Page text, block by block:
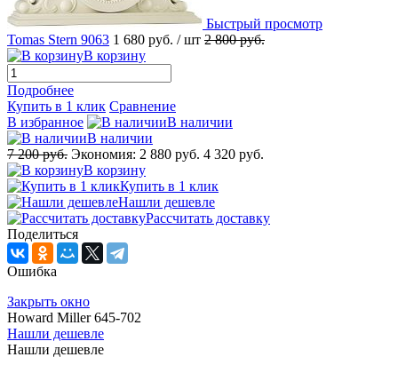
Быстрый просмотр
Tomas Stern 9063 1 680 руб. / шт 2 800 руб.
В корзину
Подробнее
Купить в 1 клик Сравнение
В избранное
В наличии
В наличии
7 200 руб. Экономия: 2 880 руб. 4 320 руб.
В корзину
Купить в 1 клик
Нашли дешевле
Рассчитать доставку
Поделиться
Ошибка
Закрыть окно
Howard Miller 645-702
Нашли дешевле
Нашли дешевле